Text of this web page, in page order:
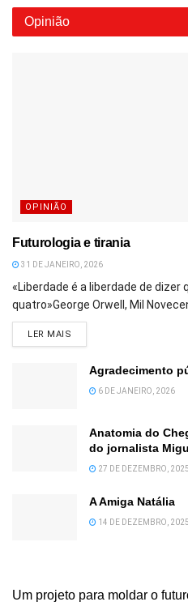
Opinião
OPINIÃO
Futurologia e tirania
31 DE JANEIRO, 2026
«Liberdade é a liberdade de dizer
quatro»George Orwell, Mil
LER MAIS
Agradecimento
6 DE JANEIRO, 2026
Anatomia do
do jornalista
27 DE DEZEMBRO, 2025
A Amiga Natália
14 DE DEZEMBRO, 2025
Um projeto para moldar o